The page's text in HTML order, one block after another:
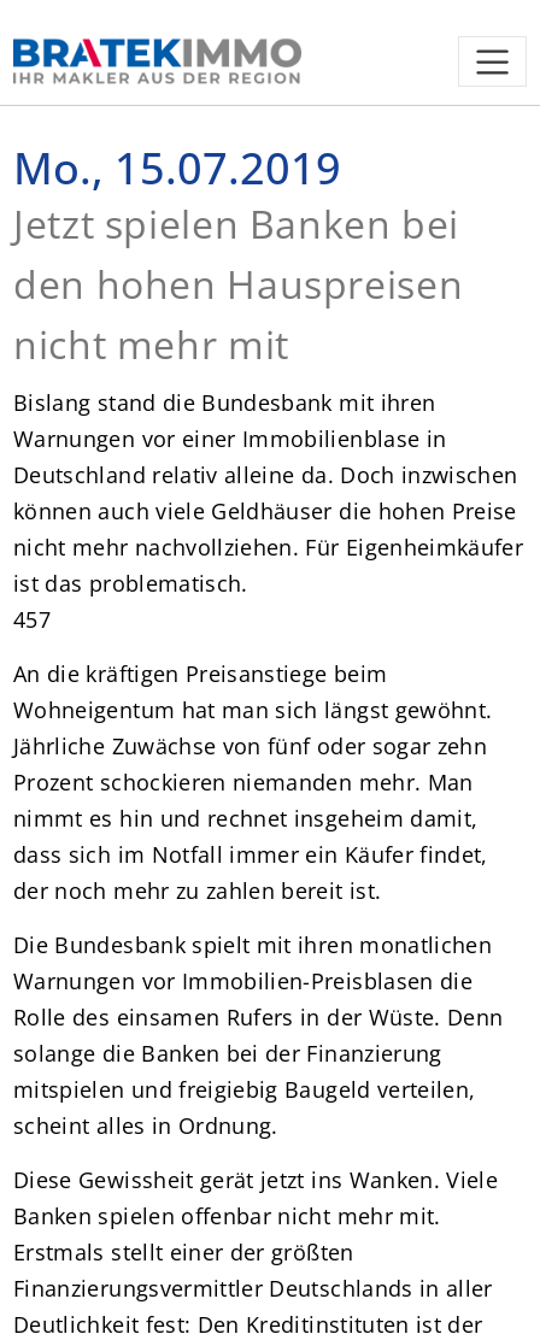
Mo., 15.07.2019
Jetzt spielen Banken bei
den hohen Hauspreisen
nicht mehr mit
Bislang stand die Bundesbank mit ihren
Warnungen vor einer Immobilienblase in
Deutschland relativ alleine da. Doch inzwischen
können auch viele Geldhäuser die hohen Preise
nicht mehr nachvollziehen. Für Eigenheimkäufer
ist das problematisch.
457
An die kräftigen Preisanstiege beim
Wohneigentum hat man sich längst gewöhnt.
Jährliche Zuwächse von fünf oder sogar zehn
Prozent schockieren niemanden mehr. Man
nimmt es hin und rechnet insgeheim damit,
dass sich im Notfall immer ein Käufer findet,
der noch mehr zu zahlen bereit ist.
Die Bundesbank spielt mit ihren monatlichen
Warnungen vor Immobilien-Preisblasen die
Rolle des einsamen Rufers in der Wüste. Denn
solange die Banken bei der Finanzierung
mitspielen und freigiebig Baugeld verteilen,
scheint alles in Ordnung.
Diese Gewissheit gerät jetzt ins Wanken. Viele
Banken spielen offenbar nicht mehr mit.
Erstmals stellt einer der größten
Finanzierungsvermittler Deutschlands in aller
Deutlichkeit fest: Den Kreditinstituten ist der